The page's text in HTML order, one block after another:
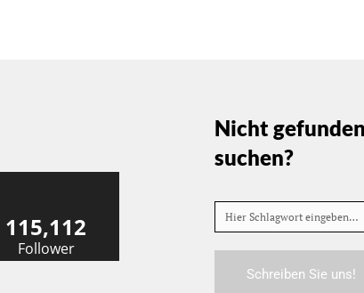
115,112
Follower
Nicht
suchen?
Hier Schlagwort eingeben…
Schreiben Sie uns!